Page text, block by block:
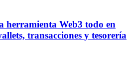
herramienta Web3 todo en
transacciones y tesorería